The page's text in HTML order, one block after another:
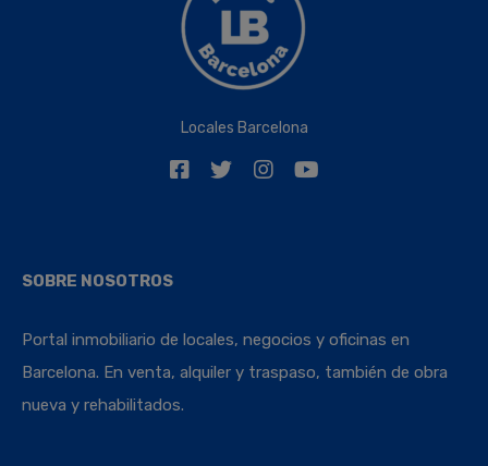
Locales Barcelona
SOBRE NOSOTROS
Portal inmobiliario de locales, negocios y oficinas en
Barcelona. En venta, alquiler y traspaso, también de obra
nueva y rehabilitados.